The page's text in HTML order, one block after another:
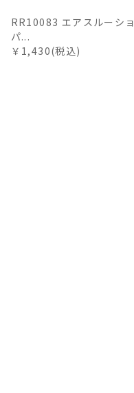
RR10083 エアスルーシ
パ...
￥1,430(税込)